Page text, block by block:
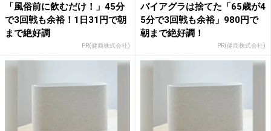
「風俗前に飲むだけ！」45分
で3回戦も余裕！1日31円で朝
まで絶好調
PR(健商株式会社)
バイアグラは捨てた「65歳が4
5分で3回戦も余裕」980円で
朝まで絶好調！
PR(健商株式会社)